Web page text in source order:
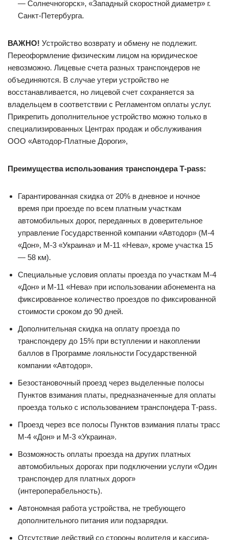
— Солнечногорск», «Западный скоростной диаметр» г.
Санкт-Петербурга.
ВАЖНО! Устройство возврату и обмену не подлежит.
Переоформление физическим лицом на юридическое
невозможно. Лицевые счета разных транспондеров не
объединяются. В случае утери устройство не
восстанавливается, но лицевой счет сохраняется за
владельцем в соответствии с Регламентом оплаты услуг.
Прикрепить дополнительное устройство можно только в
специализированных Центрах продаж и обслуживания
ООО «Автодор-Платные Дороги»,
Преимущества использования транспондера Т-pass:
Гарантированная скидка от 20% в дневное и ночное
время при проезде по всем платным участкам
автомобильных дорог, переданных в доверительное
управление Государственной компании «Автодор» (М-4
«Дон», М-3 «Украина» и М-11 «Нева», кроме участка 15
— 58 км).
Специальные условия оплаты проезда по участкам М-4
«Дон» и М-11 «Нева» при использовании абонемента на
фиксированное количество проездов по фиксированной
стоимости сроком до 90 дней.
Дополнительная скидка на оплату проезда по
транспондеру до 15% при вступлении и накоплении
баллов в Программе лояльности Государственной
компании «Автодор».
Безостановочный проезд через выделенные полосы
Пунктов взимания платы, предназначенные для оплаты
проезда только с использованием транспондера Т-pass.
Проезд через все полосы Пунктов взимания платы трасс
М-4 «Дон» и М-3 «Украина».
Возможность оплаты проезда на других платных
автомобильных дорогах при подключении услуги «Один
транспондер для платных дорог»
(интероперабельность).
Автономная работа устройства, не требующего
дополнительного питания или подзарядки.
Отсутствие действий со стороны водителя и кассира-